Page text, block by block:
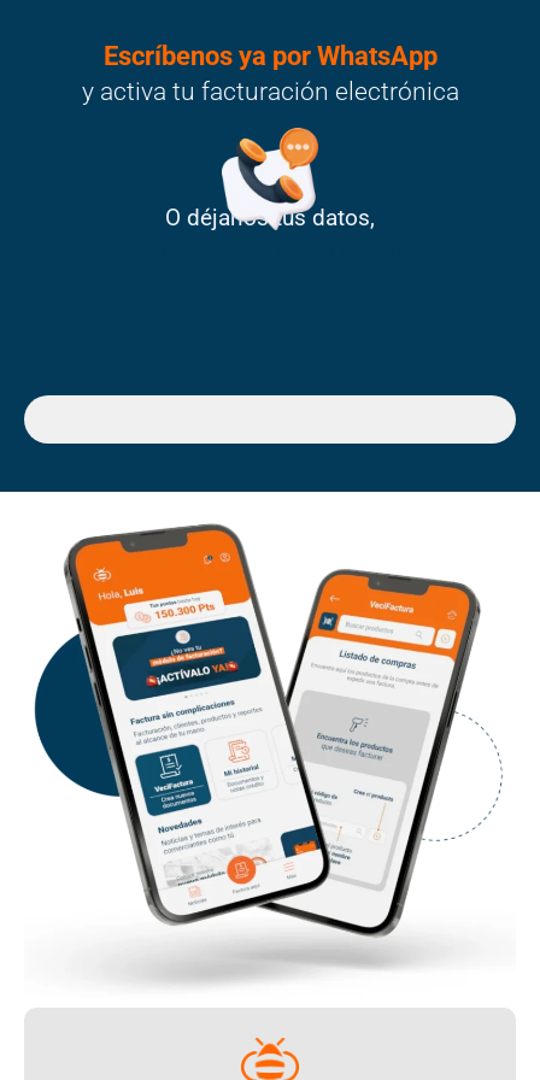
Escríbenos ya por WhatsApp
y activa tu facturación electrónica
O déjanos tus datos,